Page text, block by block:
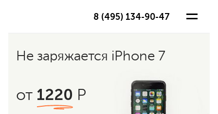
8 (495) 134-90-47
Не заряжается iPhone 7
от 1220 Р